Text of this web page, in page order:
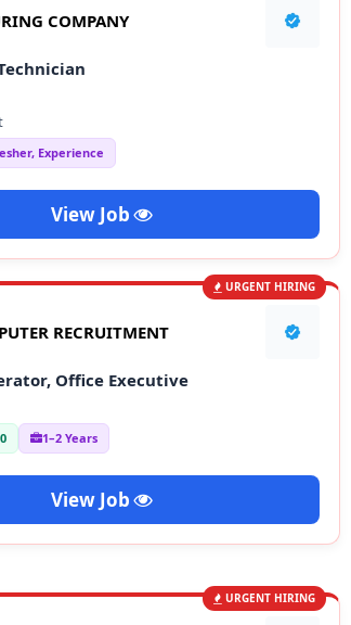
COMPANY
Experience
View Job
URGENT HIRING
RECRUITMENT
Office Executive
1–2 Years
View Job
URGENT HIRING